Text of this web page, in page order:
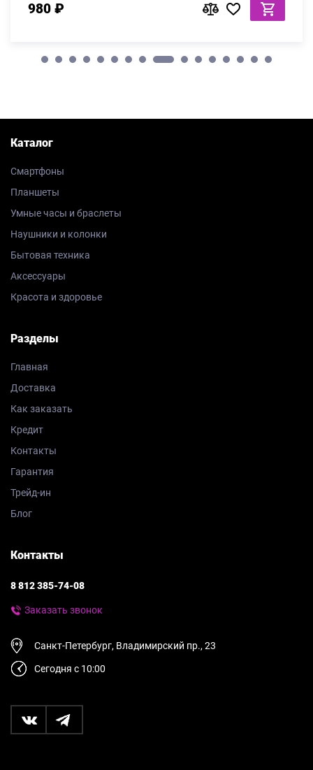
980 ₽
Каталог
Смартфоны
Планшеты
Умные часы и браслеты
Наушники и колонки
Бытовая техника
Аксессуары
Красота и здоровье
Разделы
Главная
Доставка
Как заказать
Кредит
Контакты
Гарантия
Трейд-ин
Блог
Контакты
8 812 385-74-08
Заказать звонок
Санкт-Петербург, Владимирский пр., 23
Сегодня с 10:00